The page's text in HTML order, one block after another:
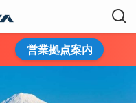
営業拠点案内